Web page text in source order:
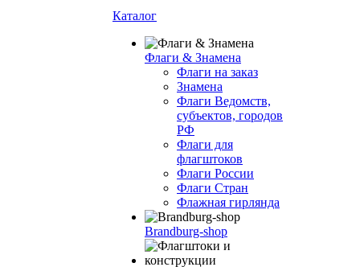
Каталог
Флаги & Знамена
Флаги на заказ
Знамена
Флаги Ведомств,
субъектов, городов
РФ
Флаги для
флагштоков
Флаги России
Флаги Стран
Флажная гирлянда
Brandburg-shop